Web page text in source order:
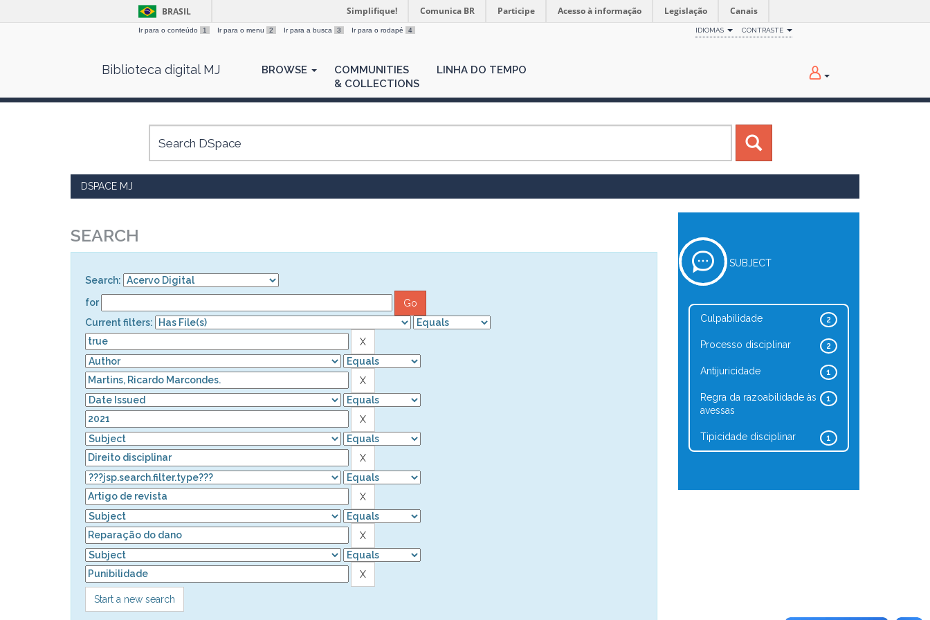
BRASIL Simplifique! Comunica BR Participe Acesso à informação Legislação Canais
Ir para o conteúdo 1 Ir para o menu 2 Ir para a busca 3 Ir para o rodapé 4 IDIOMAS CONTRASTE
Biblioteca digital MJ BROWSE
COMMUNITIES
& COLLECTIONS
LINHA DO TEMPO
DSPACE MJ
SEARCH
Search:
for
Current filters:
Start a new search
SUBJECT
2
Culpabilidade
2
Processo disciplinar
1
Antijuricidade
1
Regra da razoabilidade às
avessas
1
Tipicidade disciplinar